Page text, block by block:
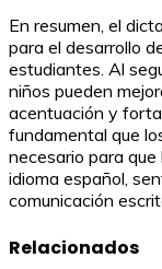
En resumen, el
para el desarrollo
estudiantes. Al
niños pueden
acentuación y
fundamental que
necesario para
idioma español,
comunicación
Relacionados